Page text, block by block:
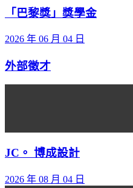
「巴黎獎」獎學金
2026 年 06 月 04 日
外部徵才
JC。 博成設計
2026 年 08 月 04 日